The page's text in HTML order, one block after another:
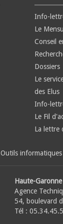
Info-
Le
Conseil
Dossiers
Le
des Elus
Info-
Le Fil
La lettre
Outils informatiques
Haute-
Agence
54, boulevard
Tél :